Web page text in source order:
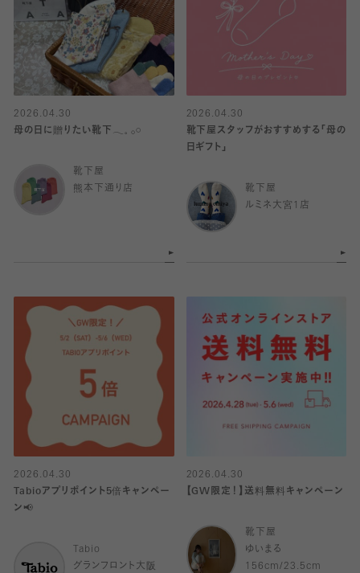
2026.04.30
母の日に贈りたい靴下𓂃𓈒 𓂂𓏸
靴下屋
熊本下通り店
2026.04.30
靴下屋スタッフがおすすめする「母の
日ギフト」
靴下屋
ルミネ大宮1店
2026.04.30
Tabioアプリポイント5倍キャンペー
ン📢
Tabio
グランフロント大阪
2026.04.30
【GW限定！】送料無料キャンペーン
靴下屋
ゆいまる
156cm/23.5cm